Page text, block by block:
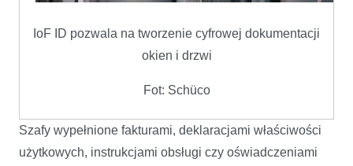
IoF ID pozwala na tworzenie cyfrowej dokumentacji
okien i drzwi
Fot: Schüco
Szafy wypełnione fakturami, deklaracjami właściwości
użytkowych, instrukcjami obsługi czy oświadczeniami